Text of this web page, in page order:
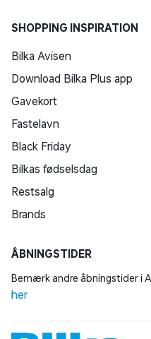
SHOPPING INSPIRATION
Bilka Avisen
Download Bilka Plus app
Gavekort
Fastelavn
Black Friday
Bilkas fødselsdag
Restsalg
Brands
ÅBNINGSTIDER
Bemærk andre åbningstider i
her